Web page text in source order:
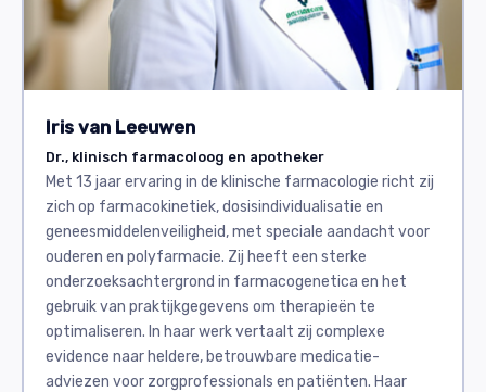
Iris van Leeuwen
Dr., klinisch farmacoloog en apotheker
Met 13 jaar ervaring in de klinische farmacologie richt zij
zich op farmacokinetiek, dosisindividualisatie en
geneesmiddelenveiligheid, met speciale aandacht voor
ouderen en polyfarmacie. Zij heeft een sterke
onderzoeksachtergrond in farmacogenetica en het
gebruik van praktijkgegevens om therapieën te
optimaliseren. In haar werk vertaalt zij complexe
evidence naar heldere, betrouwbare medicatie-
adviezen voor zorgprofessionals en patiënten. Haar